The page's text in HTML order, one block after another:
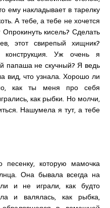
ему накладывает в тарелку
А тебе, а тебе не хочется
кисель? Сделать
этот свирепый хищник?
конструкция. Уж очень я
папаша не скучный? Я ведь
вид, что узнала. Хорошо ли
как ты меня про себя
как рыбки. Но молчи,
Нашумела я тут, а тебе
которую мамочка
Она бывала всегда на
и не играли, как будто
и валялась, как рыбка,